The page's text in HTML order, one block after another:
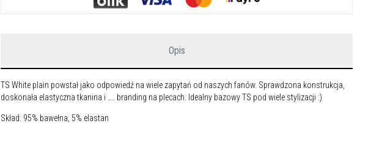
Opis
TS White plain powstał jako odpowiedź na wiele zapytań od naszych fanów. Sprawdzona konstrukcja,
doskonała elastyczna tkanina i .... branding na plecach. Idealny bazowy TS pod wiele stylizacji :)
Skład: 95% bawełna, 5% elastan